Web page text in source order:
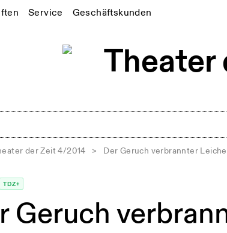
Service Geschäftskunden
der Zeit 4/2014 > Der Geruch verbrannter
TDZ+
Geruch